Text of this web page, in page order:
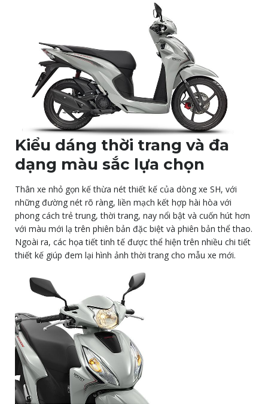
Kiểu dáng thời trang và đa
dạng màu sắc lựa chọn
Thân xe nhỏ gọn kế thừa nét thiết kế của dòng xe SH, với
những đường nét rõ ràng, liền mạch kết hợp hài hòa với
phong cách trẻ trung, thời trang, nay nổi bật và cuốn hút hơn
với màu mới lạ trên phiên bản đặc biệt và phiên bản thể thao.
Ngoài ra, các họa tiết tinh tế được thể hiện trên nhiều chi tiết
thiết kế giúp đem lại hình ảnh thời trang cho mẫu xe mới.